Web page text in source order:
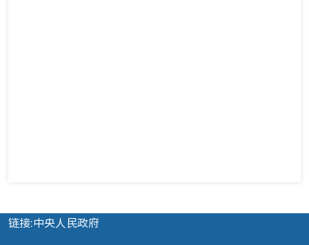
链接:中央人民政府